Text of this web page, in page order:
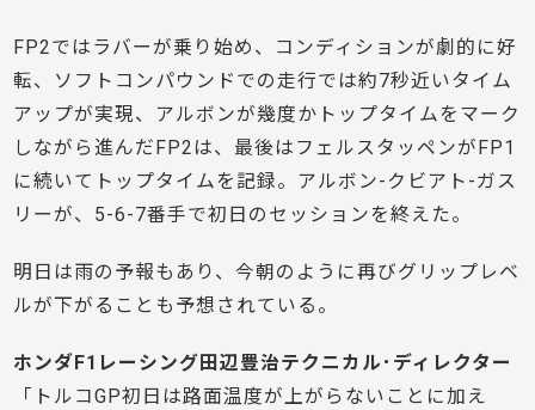
FP2ではラバーが乗り始め、コンディションが劇的に好
転、ソフトコンパウンドでの走行では約7秒近いタイム
アップが実現、アルボンが幾度かトップタイムをマーク
しながら進んだFP2は、最後はフェルスタッペンがFP1
に続いてトップタイムを記録。アルボン-クビアト-ガス
リーが、5-6-7番手で初日のセッションを終えた。
明日は雨の予報もあり、今朝のように再びグリップレベ
ルが下がることも予想されている。
ホンダF1レーシング田辺豊治テクニカル･ディレクター
「トルコGP初日は路面温度が上がらないことに加え